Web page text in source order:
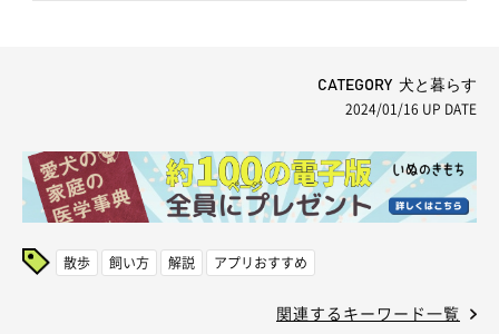
CATEGORY 犬と暮らす
2024/01/16 UP DATE
散歩 飼い方 解説 アプリおすすめ
関連するキーワード一覧